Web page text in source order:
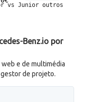
Benz.io por
e de multimédia
de projeto.